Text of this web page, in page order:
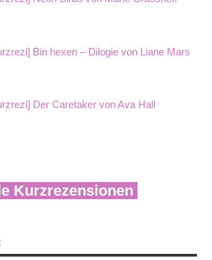
Bin hexen – Dilogie von Liane Mars
Der Caretaker von Ava Hall
Kurzrezensionen